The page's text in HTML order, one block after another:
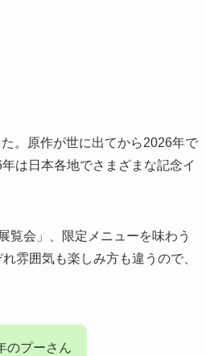
。原作が世に出てから2026年で
は日本各地でさまざまな記念イ
覧会」、限定メニューを味わう
雰囲気も楽しみ方も違うので、
のプーさん